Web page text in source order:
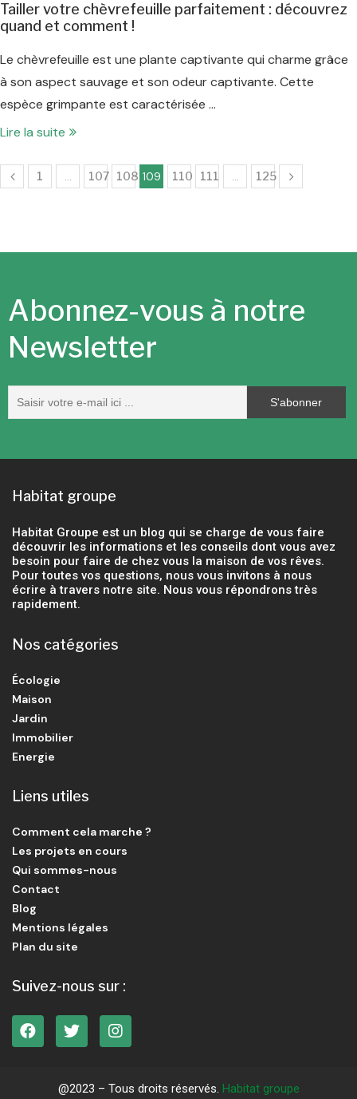
Tailler votre chèvrefeuille parfaitement : découvrez
quand et comment !
Le chèvrefeuille est une plante captivante qui charme grâce
à son aspect sauvage et son odeur captivante. Cette
espèce grimpante est caractérisée …
Lire la suite
1 … 107 108 109 110 111 … 125
Abonnez-vous à notre
Newsletter
Habitat groupe
Habitat Groupe est un blog qui se charge de vous faire
découvrir les informations et les conseils dont vous avez
besoin pour faire de chez vous la maison de vos rêves.
Pour toutes vos questions, nous vous invitons à nous
écrire à travers notre site. Nous vous répondrons très
rapidement.
Nos catégories
Écologie
Maison
Jardin
Immobilier
Energie
Liens utiles
Comment cela marche ?
Les projets en cours
Qui sommes-nous
Contact
Blog
Mentions légales
Plan du site
Suivez-nous sur :
@2023 – Tous droits réservés. Habitat groupe